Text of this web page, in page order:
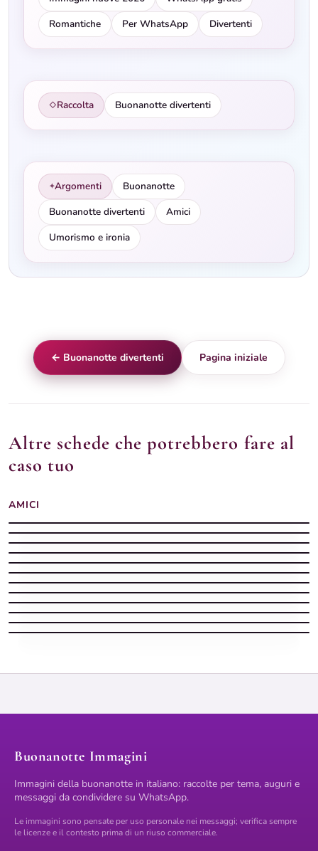
Romantiche
Per WhatsApp Divertenti
◇Raccolta Buonanotte divertenti
✦Argomenti
Buonanotte
Buonanotte divertenti
Amici
Umorismo e ironia
Altre schede che potrebbero fare al
caso tuo
AMICI
Buonanotte divertente illustrazioni vivaci
Buonanotte divertente illustrazioni cartoon
Buonanotte divertenti
Buonanotte divertenti illustrazioni
Buonanotte divertente con illustrazioni
Buonanotte divertente stile cartoon
Buonanotte con divertenti
Buonanotte divertente con stile
Buonanotte divertente gentile
Buonanotte divertenti
Buonanotte divertente vellutata
← Buonanotte divertenti Pagina iniziale
Buonanotte Immagini
Immagini della buonanotte in italiano: raccolte per tema, auguri e
messaggi da condividere su WhatsApp.
Le immagini sono pensate per uso personale nei messaggi; verifica sempre
le licenze e il contesto prima di un riuso commerciale.